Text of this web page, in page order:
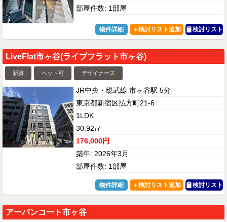
部屋件数: 1部屋
物件詳細 検討リスト
LiveFlat市ヶ谷(ライブフラット市ヶ谷)
新築 ペット可 デザイナーズ
JR中央・総武線 市ヶ谷駅 5分
東京都新宿区払方町21-6
1LDK
30.92㎡
176,000円
築年: 2026年3月
部屋件数: 1部屋
物件詳細 検討リスト
アーバンコート市ヶ谷